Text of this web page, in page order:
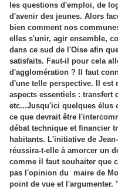
les questions d'emploi, de
d'avenir des jeunes. Alors
bien comment nos
elles s'unir, agir ensemble,
dans ce sud de l'Oise afin
satisfaits. Faut-il pour cela
d'agglomération ? Il faut
d'une telle perspective. Il est
aspects essentiels : transfert
etc...Jusqu'ici quelques élus
ce que devrait être
débat technique et financier
habitants. L'initiative de
réussira-t-elle à amorcer un
comme il faut souhaiter que
pas l'opinion du maire de
point de vue et